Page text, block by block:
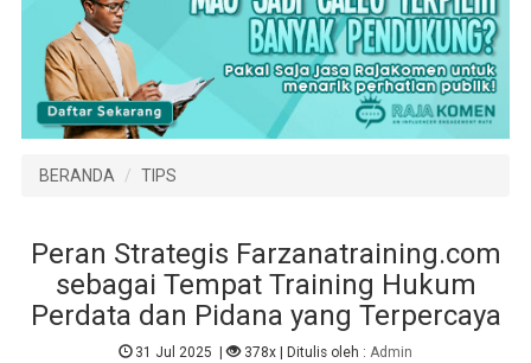
BERANDA TIPS
Peran Strategis Farzanatraining.com
sebagai Tempat Training Hukum
Perdata dan Pidana yang Terpercaya
31 Jul 2025 | 378x | Ditulis oleh :Admin